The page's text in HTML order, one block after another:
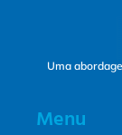
Uma
Menu